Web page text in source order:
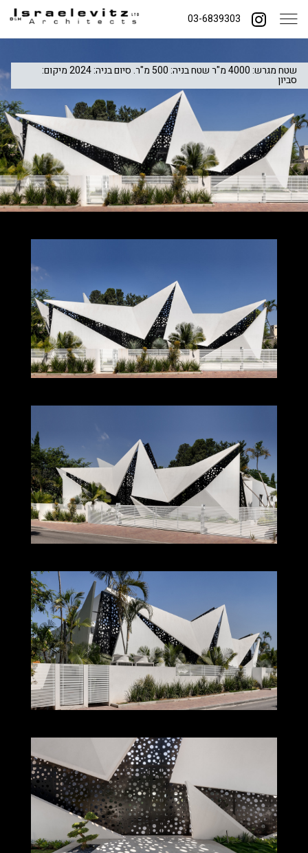
03-6839303
שטח מגרש: 4000 מ"ר שטח בניה: 500 מ"ר. סיום בניה: 2024 מיקום:
סביון